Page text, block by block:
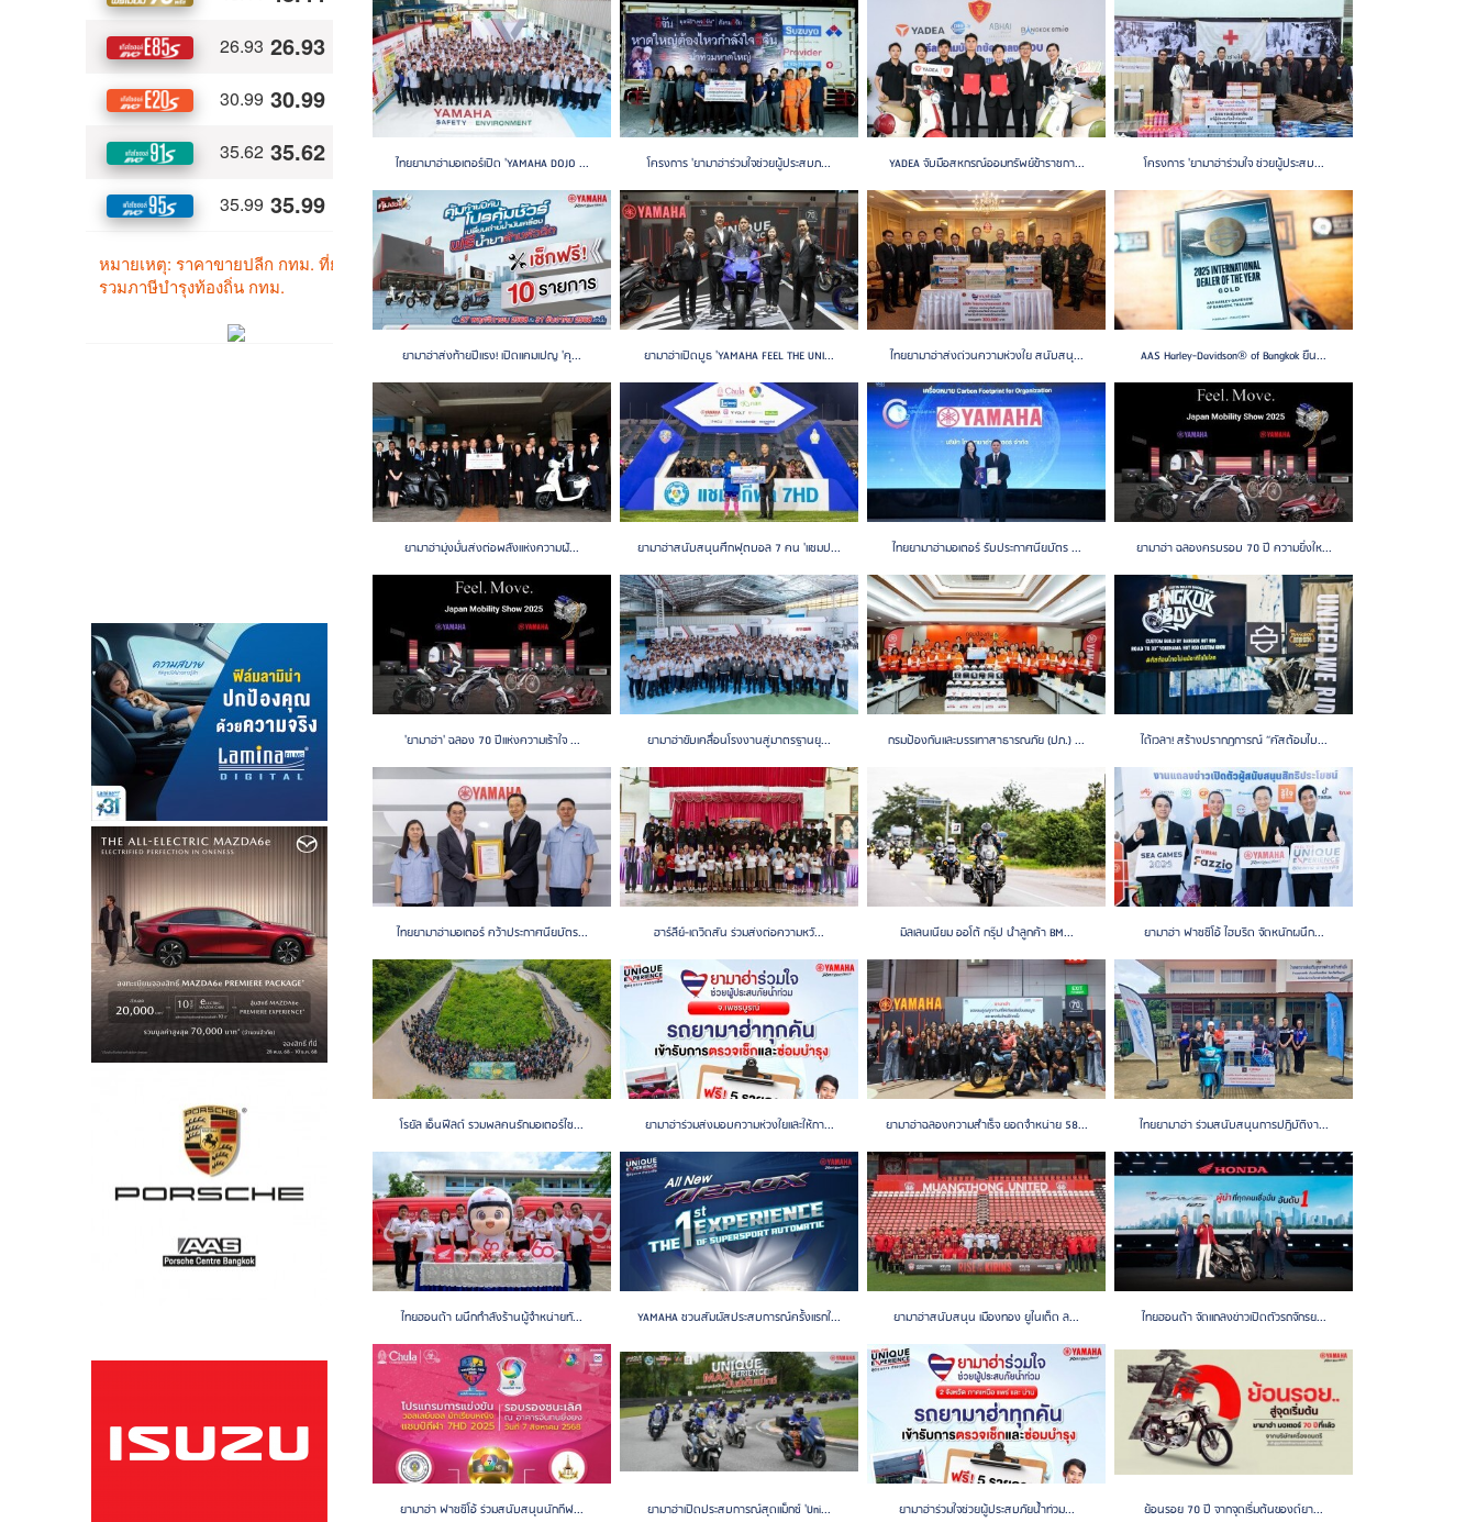
ไทยยามาฮ่ามอเตอร์เปิด 'YAMAHA DOJO ... โครงการ 'ยามาฮ่าร่วมใจช่วยผู้ประสบภ... YADEA จับมือสหกรณ์ออมทรัพย์ข้าราชกา... โครงการ 'ยามาฮ่าร่วมใจ ช่วยผู้ประสบ...
ยามาฮ่าส่งท้ายปีแรง! เปิดแคมเปญ 'คุ... ยามาฮ่าเปิดบูธ 'YAMAHA FEEL THE UNI... ไทยยามาฮ่าส่งด่วนความห่วงใย สนับสนุ... AAS Harley-Davidson® of Bangkok ยืน...
ยามาฮ่ามุ่งมั่นส่งต่อพลังแห่งความฝั... ยามาฮ่าสนับสนุนศึกฟุตบอล 7 คน 'แชมป... ไทยยามาฮ่ามอเตอร์ รับประกาศนียบัตร ... ยามาฮ่า ฉลองครบรอบ 70 ปี ความยิ่งให...
'ยามาฮ่า' ฉลอง 70 ปีแห่งความเร้าใจ ... ยามาฮ่าขับเคลื่อนโรงงานสู่มาตรฐานยุ... กรมป้องกันและบรรเทาสาธารณภัย (ปภ.) ... ได้เวลา! สร้างปรากฏการณ์ “คัสต้อมไบ...
ไทยยามาฮ่ามอเตอร์ คว้าประกาศนียบัตร... ฮาร์ลีย์-เดวิดสัน ร่วมส่งต่อความหวั... มิลเลนเนียม ออโต้ กรุ๊ป นำลูกค้า BM... ยามาฮ่า ฟาซซิโอ้ ไฮบริด จัดหนักผนึก...
โรยัล เอ็นฟีลด์ รวมพลคนรักมอเตอร์ไซ... ยามาฮ่าร่วมส่งมอบความห่วงใยและให้กา... ยามาฮ่าฉลองความสำเร็จ ยอดจำหน่าย 58... ไทยยามาฮ่า ร่วมสนับสนุนการปฏิบัติงา...
ไทยฮอนด้า ผนึกกำลังร้านผู้จำหน่ายทั... YAMAHA ชวนสัมผัสประสบการณ์ครั้งแรกใ... ยามาฮ่าสนับสนุน เมืองทอง ยูไนเต็ด ล... ไทยฮอนด้า จัดแถลงข่าวเปิดตัวรถจักรย...
ยามาฮ่า ฟาซซิโอ้ ร่วมสนับสนุนนักกีฬ... ยามาฮ่าเปิดประสบการณ์สุดแม็กซ์ 'Uni... ยามาฮ่าร่วมใจช่วยผู้ประสบภัยน้ำท่วม... ย้อนรอย 70 ปี จากจุดเริ่มต้นของด์ยา...